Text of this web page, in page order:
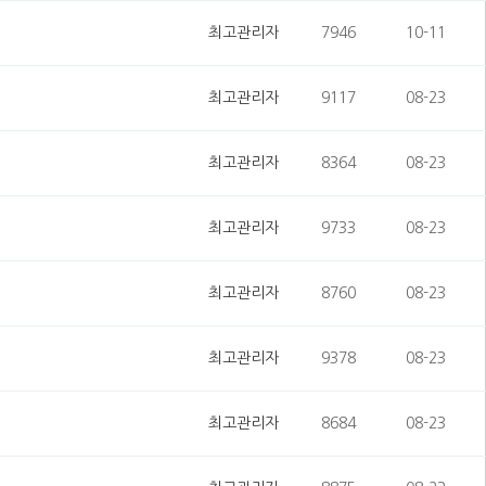
최고관리자 7946 10-11
최고관리자 9117 08-23
최고관리자 8364 08-23
최고관리자 9733 08-23
최고관리자 8760 08-23
최고관리자 9378 08-23
최고관리자 8684 08-23